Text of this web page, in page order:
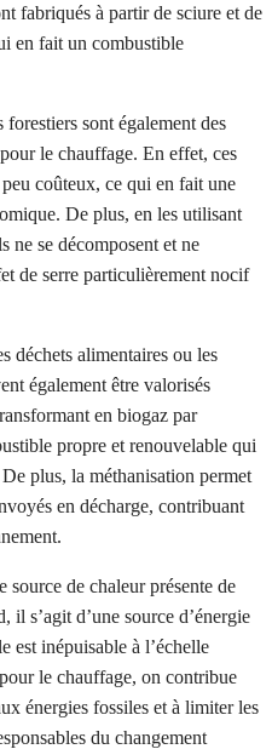
fabriqués à partir de sciure et de
en fait un combustible
sont également des
le chauffage. En effet, ces
coûteux, ce qui en fait une
De plus, en les utilisant
ne se décomposent et ne
de serre particulièrement nocif
déchets alimentaires ou les
également être valorisés
en biogaz par
propre et renouvelable qui
plus, la méthanisation permet
en décharge, contribuant
source de chaleur présente de
il s’agit d’une source d’énergie
est inépuisable à l’échelle
le chauffage, on contribue
énergies fossiles et à limiter les
du changement